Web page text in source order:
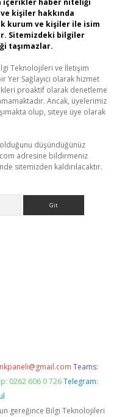
içerikler haber niteliği
kişiler hakkında
kurum ve kişiler ile isim
Sitemizdeki bilgiler
taşımazlar.
Teknolojileri ve İletişim
Yer Sağlayıcı olarak hizmet
proaktif olarak denetleme
Ancak, üyelerimiz
olup, siteye üye olarak
düşündüğünüz
adresine bildirmeniz
sitemizden kaldırılacaktır.
Teams:
0262 606 0 726 Telegram:
gereğince Bilgi Teknolojileri